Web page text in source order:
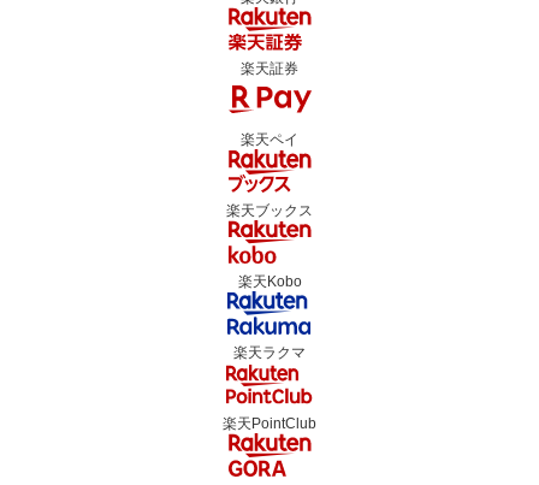
楽天証券
楽天ペイ
楽天ブックス
楽天Kobo
楽天ラクマ
楽天PointClub